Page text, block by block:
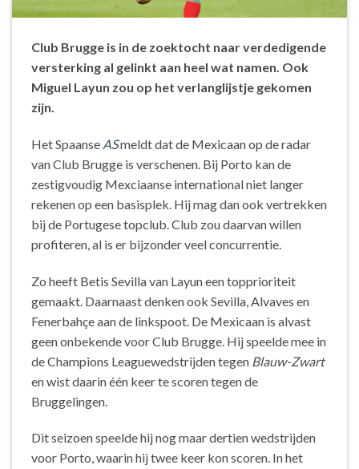
Club Brugge is in de zoektocht naar verdedigende
versterking al gelinkt aan heel wat namen. Ook
Miguel Layun zou op het verlanglijstje gekomen
zijn.
Het Spaanse ASmeldt dat de Mexicaan op de radar
van Club Brugge is verschenen. Bij Porto kan de
zestigvoudig Mexciaanse international niet langer
rekenen op een basisplek. Hij mag dan ook vertrekken
bij de Portugese topclub. Club zou daarvan willen
profiteren, al is er bijzonder veel concurrentie.
Zo heeft Betis Sevilla van Layun een topprioriteit
gemaakt. Daarnaast denken ook Sevilla, Alvaves en
Fenerbahçe aan de linkspoot. De Mexicaan is alvast
geen onbekende voor Club Brugge. Hij speelde mee in
de Champions Leaguewedstrijden tegen Blauw-Zwart
en wist daarin één keer te scoren tegen de
Bruggelingen.
Dit seizoen speelde hij nog maar dertien wedstrijden
voor Porto, waarin hij twee keer kon scoren. In het